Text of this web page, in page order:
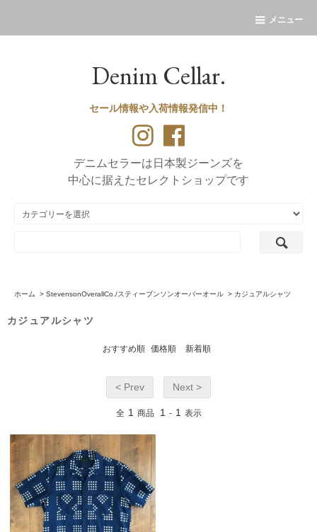
メニュー
Denim Cellar.
セール情報や入荷情報発信中！
デニムセラーは日本製ジーンズを
中心に据えたセレクトショップです
ホーム > StevensonOverallCo./スティーブンソンオーバーオール > カジュアルシャツ
カジュアルシャツ
おすすめ順 価格順 新着順
< Prev Next >
全 1 商品 1 - 1 表示